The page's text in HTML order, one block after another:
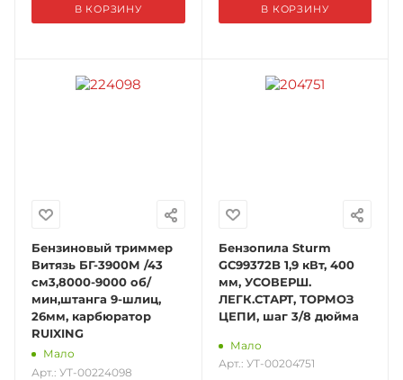
В КОРЗИНУ В КОРЗИНУ
Бензиновый триммер
Витязь БГ-3900М /43
см3,8000-9000 об/
мин,штанга 9-шлиц,
26мм, карбюратор
RUIXING
Мало
Арт.: УТ-00224098
Бензопила Sturm
GC99372B 1,9 кВт, 400
мм, УСОВЕРШ.
ЛЕГК.СТАРТ, ТОРМОЗ
ЦЕПИ, шаг 3/8 дюйма
Мало
Арт.: УТ-00204751